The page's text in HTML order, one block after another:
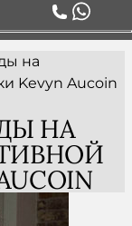
УСЛУГИ
КОМАНДА
АКЦИИ
БЛОГ
СЕРТИФИКАТЫ
КОНТАКТЫ
на
Kevyn Aucoin
НА